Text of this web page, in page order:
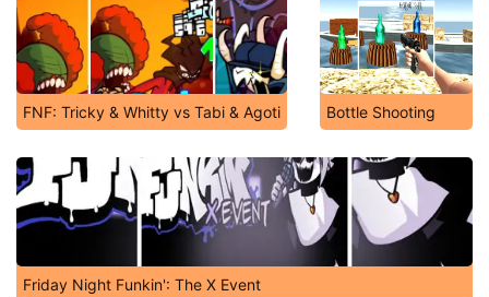
FNF: Tricky & Whitty vs Tabi & Agoti Bottle Shooting
Friday Night Funkin': The X Event